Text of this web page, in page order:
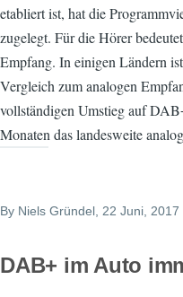
etabliert ist, hat die
zugelegt. Für die Hörer
Empfang. In einigen Ländern
Vergleich zum analogen
vollständigen Umstieg auf
Monaten das landesweite
By Niels Gründel , 22 Juni, 2017
DAB+ im Auto